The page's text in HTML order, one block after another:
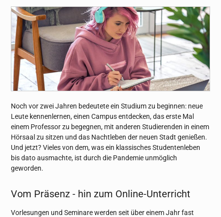
Noch vor zwei Jahren bedeutete ein Studium zu beginnen: neue
Leute kennenlernen, einen Campus entdecken, das erste Mal
einem Professor zu begegnen, mit anderen Studierenden in einem
Hörsaal zu sitzen und das Nachtleben der neuen Stadt genießen.
Und jetzt? Vieles von dem, was ein klassisches Studentenleben
bis dato ausmachte, ist durch die Pandemie unmöglich
geworden.
Vom Präsenz - hin zum Online-Unterricht
Vorlesungen und Seminare werden seit über einem Jahr fast